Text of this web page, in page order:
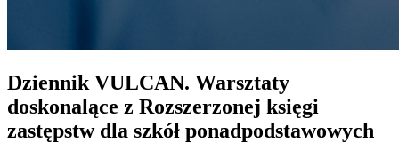
Dziennik VULCAN. Warsztaty
doskonalące z Rozszerzonej księgi
zastępstw dla szkół ponadpodstawowych